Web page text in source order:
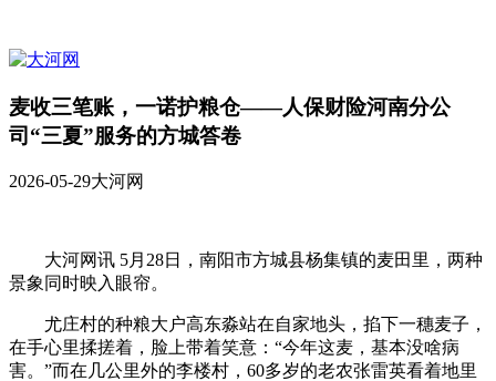
麦收三笔账，一诺护粮仓——人保财险河南分公
司“三夏”服务的方城答卷
2026-05-29大河网
大河网讯 5月28日，南阳市方城县杨集镇的麦田里，两种
景象同时映入眼帘。
尤庄村的种粮大户高东淼站在自家地头，掐下一穗麦子，
在手心里揉搓着，脸上带着笑意：“今年这麦，基本没啥病
害。”而在几公里外的李楼村，60多岁的老农张雷英看着地里